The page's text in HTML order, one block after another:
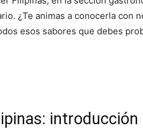
¿Te animas a conocerla con
esos sabores que debes